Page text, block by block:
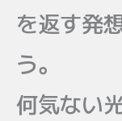
を返す発
う。
何気ない